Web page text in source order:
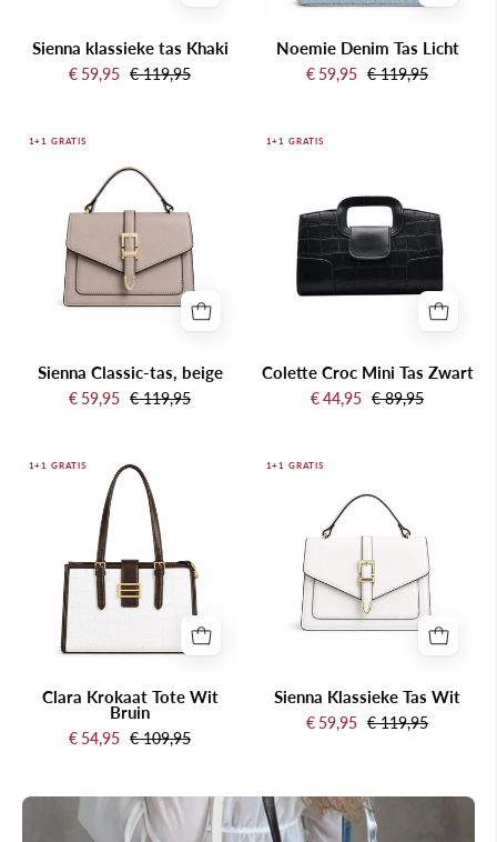
Sienna klassieke tas Khaki
€ 59,95 € 119,95
Noemie Denim Tas Licht
€ 59,95 € 119,95
Classic-
tas,
beige
1+1 GRATIS
Sienna Classic-tas, beige
€ 59,95 € 119,95
Mini
Tas
Zwart
1+1 GRATIS
Colette Croc Mini Tas Zwart
€ 44,95 € 89,95
Clara
Krokaat
Tote
Wit
Bruin
1+1 GRATIS
Clara Krokaat Tote Wit
Bruin
€ 54,95 € 109,95
Klassieke
1+1 GRATIS
Sienna Klassieke Tas Wit
€ 59,95 € 119,95